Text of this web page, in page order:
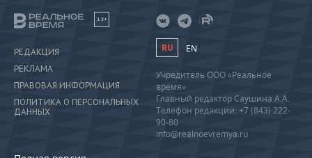
18+
РЕДАКЦИЯ
РЕКЛАМА
ПРАВОВАЯ ИНФОРМАЦИЯ
ПОЛИТИКА О ПЕРСОНАЛЬНЫХ
ДАННЫХ
RU EN
Учредитель ООО «Реальное
время»
Главный редактор Саушина А.А.
Телефон редакции: +7 (843) 222-
90-80
info@realnoevremya.ru